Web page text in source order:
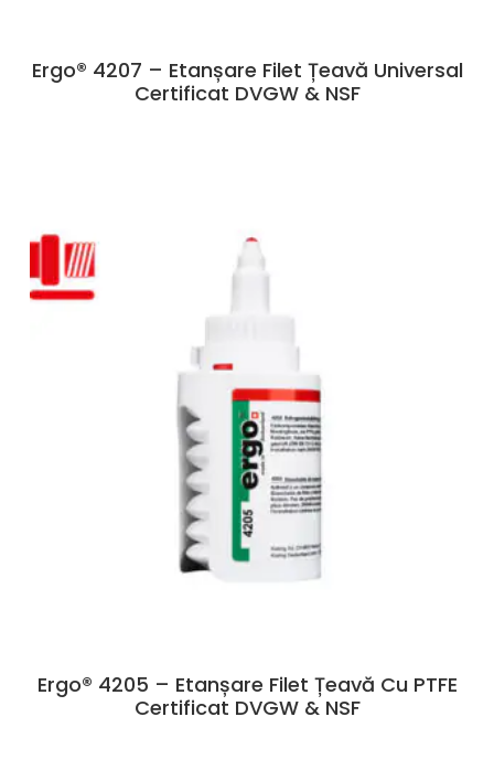
Ergo® 4207 – Etanșare Filet Țeavă Universal
Certificat DVGW & NSF
Ergo® 4205 – Etanșare Filet Țeavă Cu PTFE
Certificat DVGW & NSF